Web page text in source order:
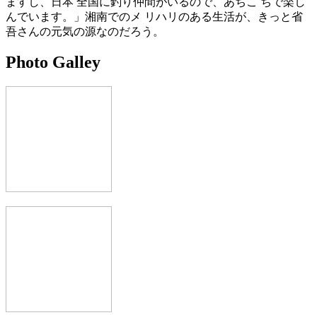
んでいます。」湘南でのメ リハリのある生活が、きっと省
吾さんの元気の源なのだろう。
Photo Galley